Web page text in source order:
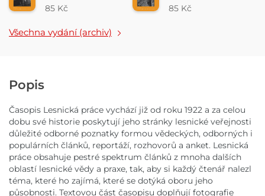
85 Kč 85 Kč
Všechna vydání (archiv)
Popis
Časopis Lesnická práce vychází již od roku 1922 a za celou
dobu své historie poskytují jeho stránky lesnické veřejnosti
důležité odborné poznatky formou vědeckých, odborných i
populárních článků, reportáží, rozhovorů a anket. Lesnická
práce obsahuje pestré spektrum článků z mnoha dalších
oblastí lesnické vědy a praxe, tak, aby si každý čtenář nalezl
téma, které ho zajímá, které se dotýká oboru jeho
působnosti. Textovou část časopisu doplňují fotografie